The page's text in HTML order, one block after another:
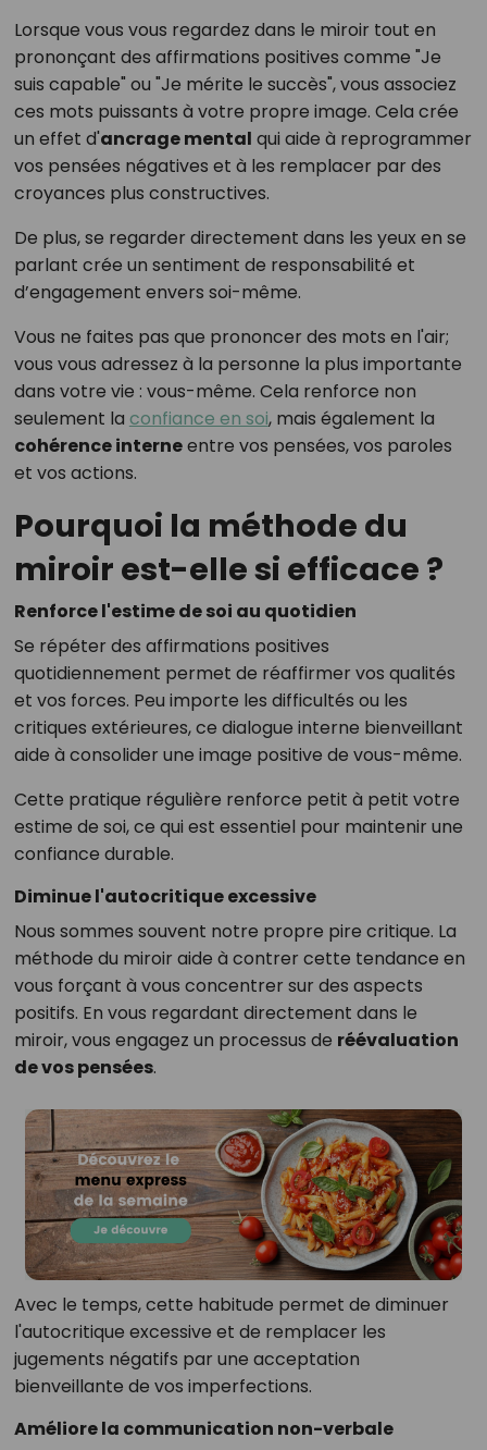
Lorsque vous vous regardez dans le miroir tout en
prononçant des affirmations positives comme "Je
suis capable" ou "Je mérite le succès", vous associez
ces mots puissants à votre propre image. Cela crée
un effet d'ancrage mental qui aide à reprogrammer
vos pensées négatives et à les remplacer par des
croyances plus constructives.
De plus, se regarder directement dans les yeux en se
parlant crée un sentiment de responsabilité et
d’engagement envers soi-même.
Vous ne faites pas que prononcer des mots en l'air;
vous vous adressez à la personne la plus importante
dans votre vie : vous-même. Cela renforce non
seulement la confiance en soi, mais également la
cohérence interneentre vos pensées, vos paroles
et vos actions.
Pourquoi la méthode du
miroir est-elle si efficace ?
Renforce l'estime de soi au quotidien
Se répéter des affirmations positives
quotidiennement permet de réaffirmer vos qualités
et vos forces. Peu importe les difficultés ou les
critiques extérieures, ce dialogue interne bienveillant
aide à consolider une image positive de vous-même.
Cette pratique régulière renforce petit à petit votre
estime de soi, ce qui est essentiel pour maintenir une
confiance durable.
Diminue l'autocritique excessive
Nous sommes souvent notre propre pire critique. La
méthode du miroir aide à contrer cette tendance en
vous forçant à vous concentrer sur des aspects
positifs. En vous regardant directement dans le
miroir, vous engagez un processus de réévaluation
de vos pensées.
Avec le temps, cette habitude permet de diminuer
l'autocritique excessive et de remplacer les
jugements négatifs par une acceptation
bienveillante de vos imperfections.
Améliore la communication non-verbale